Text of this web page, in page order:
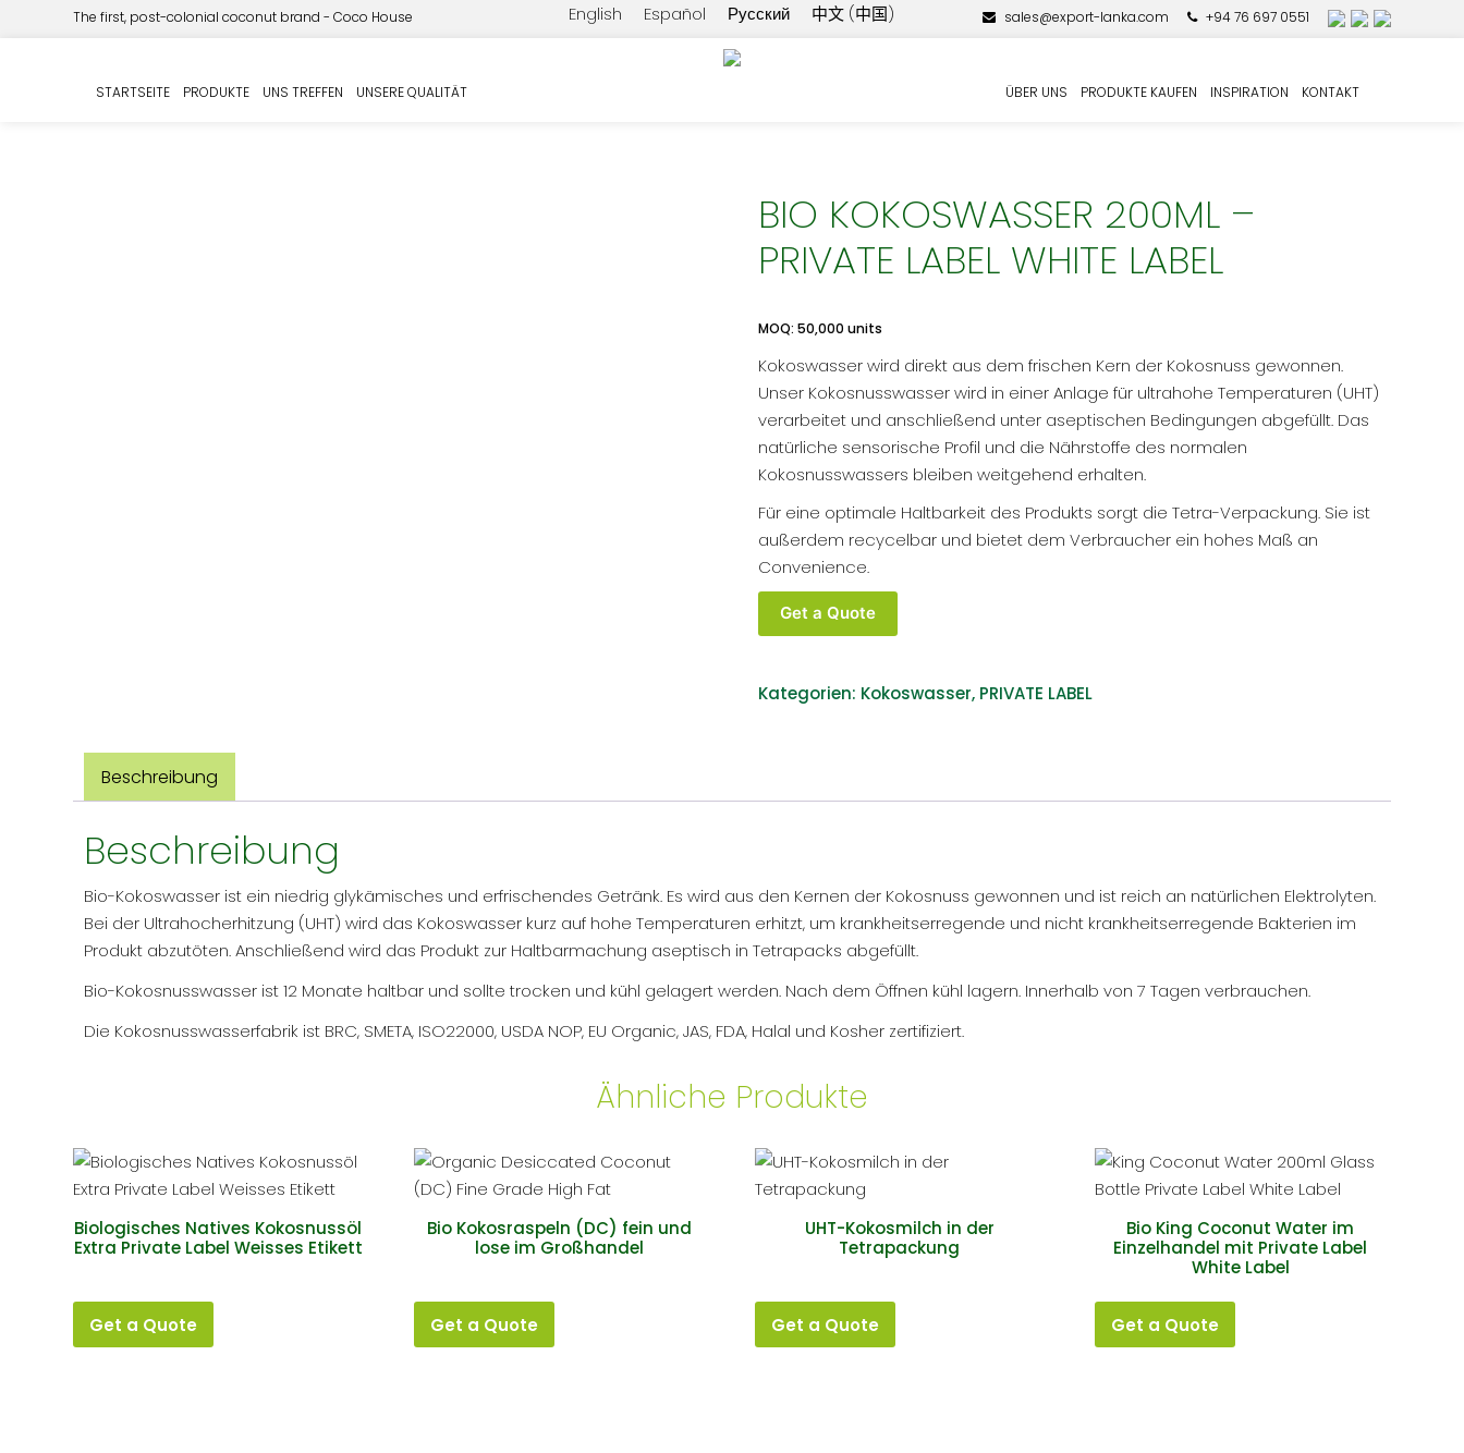
The first, post-colonial coconut brand - Coco House English Español Русский 中文 (中国) sales@export-lanka.com +94 76 697 0551
STARTSEITE PRODUKTE UNS TREFFEN UNSERE QUALITÄT ÜBER UNS PRODUKTE KAUFEN INSPIRATION KONTAKT
/ Bio Kokoswasser 200ml – Private Label White Label
BIO KOKOSWASSER 200ML –
PRIVATE LABEL WHITE LABEL
MOQ: 50,000 units
Kokoswasser wird direkt aus dem frischen Kern der Kokosnuss gewonnen.
Unser Kokosnusswasser wird in einer Anlage für ultrahohe Temperaturen (UHT)
verarbeitet und anschließend unter aseptischen Bedingungen abgefüllt. Das
natürliche sensorische Profil und die Nährstoffe des normalen
Kokosnusswassers bleiben weitgehend erhalten.
Für eine optimale Haltbarkeit des Produkts sorgt die Tetra-Verpackung. Sie ist
außerdem recycelbar und bietet dem Verbraucher ein hohes Maß an
Convenience.
Bio
Kokoswasser
-
Private
Get a Quote
Kategorien: Kokoswasser, PRIVATE LABEL
Beschreibung
Beschreibung
Bio-Kokoswasser ist ein niedrig glykämisches und erfrischendes Getränk. Es wird aus den Kernen der Kokosnuss gewonnen und ist reich an natürlichen Elektrolyten.
Bei der Ultrahocherhitzung (UHT) wird das Kokoswasser kurz auf hohe Temperaturen erhitzt, um krankheitserregende und nicht krankheitserregende Bakterien im
Produkt abzutöten. Anschließend wird das Produkt zur Haltbarmachung aseptisch in Tetrapacks abgefüllt.
Bio-Kokosnusswasser ist 12 Monate haltbar und sollte trocken und kühl gelagert werden. Nach dem Öffnen kühl lagern. Innerhalb von 7 Tagen verbrauchen.
Die Kokosnusswasserfabrik ist BRC, SMETA, ISO22000, USDA NOP, EU Organic, JAS, FDA, Halal und Kosher zertifiziert.
Ähnliche Produkte
Biologisches Natives Kokosnussöl
Extra Private Label Weisses Etikett
Get a Quote
Bio Kokosraspeln (DC) fein und
lose im Großhandel
Get a Quote
UHT-Kokosmilch in der
Tetrapackung
Get a Quote
Bio King Coconut Water im
Einzelhandel mit Private Label
White Label
Get a Quote